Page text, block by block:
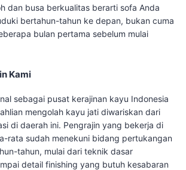
dan busa berkualitas berarti sofa Anda
bertahun-tahun ke depan, bukan cuma
bulan pertama sebelum mulai
Kami
sebagai pusat kerajinan kayu Indonesia
mengolah kayu jati diwariskan dari
di daerah ini. Pengrajin yang bekerja di
rata sudah menekuni bidang pertukangan
tahun, mulai dari teknik dasar
detail finishing yang butuh kesabaran